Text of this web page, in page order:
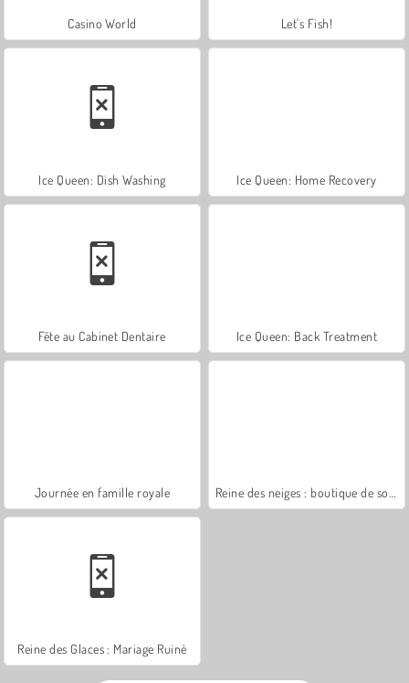
Casino World Let's Fish!
Ice Queen: Dish Washing Ice Queen: Home Recovery
Fête au Cabinet Dentaire Ice Queen: Back Treatment
Journée en famille royale
Reine des Glaces : Mariage Ruiné